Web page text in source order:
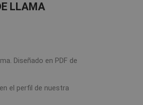
LLAMA
Diseñado en PDF de
el perfil de nuestra